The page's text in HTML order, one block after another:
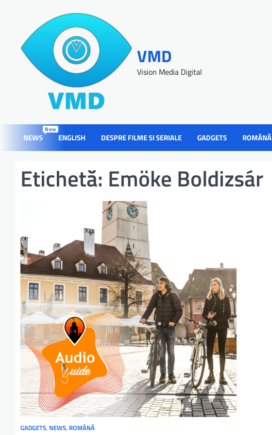
VMD
Vision Media Digital
NEWS
New
ENGLISH DESPRE FILME SI SERIALE GADGETS ROMÂNĂ
Etichetă: Emöke Boldizsár
GADGETS, NEWS, ROMÂNĂ